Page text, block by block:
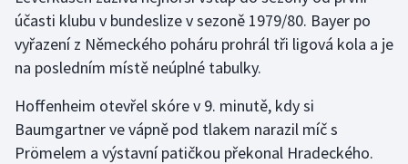
Olympijské hry
Parasport
Plavání
Plážový volejbal
účasti klubu v bundeslize v sezoně 1979/80. Bayer po
vyřazení z Německého poháru prohrál tři ligová kola a je
na posledním místě neúplné tabulky.
Hoffenheim otevřel skóre v 9. minutě, kdy si
Baumgartner ve vápně pod tlakem narazil míč s
Prömelem a výstavní patičkou překonal Hradeckého.